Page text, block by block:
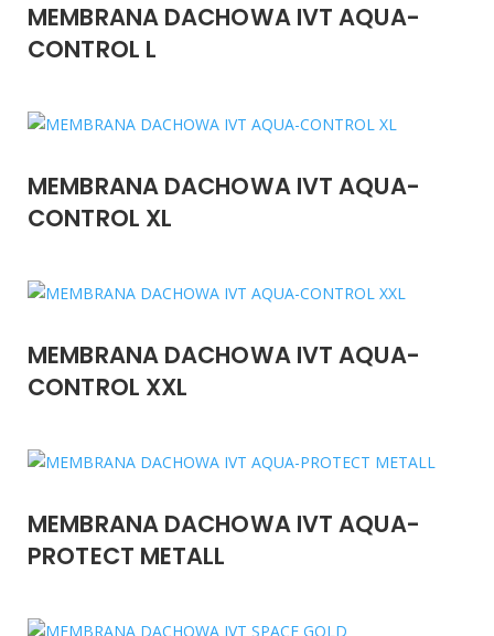
MEMBRANA DACHOWA IVT AQUA-
CONTROL L
MEMBRANA DACHOWA IVT AQUA-
CONTROL XL
MEMBRANA DACHOWA IVT AQUA-
CONTROL XXL
MEMBRANA DACHOWA IVT AQUA-
PROTECT METALL